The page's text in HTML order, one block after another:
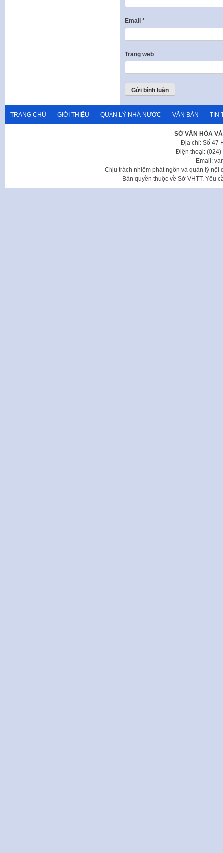
Email *
Trang web
TRANG CHỦ GIỚI THIỆU QUẢN LÝ NHÀ NƯỚC VĂN BẢN TIN
SỞ VĂN HÓA
Địa chỉ: Số 47
Điện thoại: (024)
Email:
Chịu trách nhiệm phát ngôn và quản lý nội
Bản quyền thuộc về Sở VHTT. Yêu